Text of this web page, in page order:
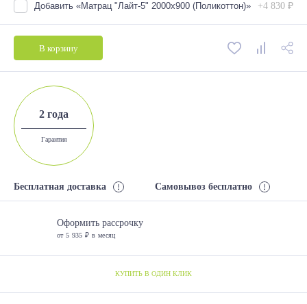
Добавить «Матрац "Лайт-5" 2000х900 (Поликоттон)» +4 830 ₽
В корзину
2 года
Гарантия
Бесплатная доставка Самовывоз бесплатно
Оформить рассрочку
от 5 935 ₽ в месяц
КУПИТЬ В ОДИН КЛИК